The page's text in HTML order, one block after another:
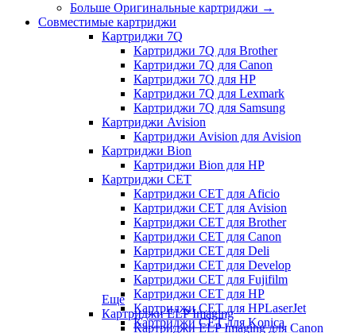
Больше Оригинальные картриджи →
Совместимые картриджи
Картриджи 7Q
Картриджи 7Q для Brother
Картриджи 7Q для Canon
Картриджи 7Q для HP
Картриджи 7Q для Lexmark
Картриджи 7Q для Samsung
Картриджи Avision
Картриджи Avision для Avision
Картриджи Bion
Картриджи Bion для HP
Картриджи CET
Картриджи CET для Aficio
Картриджи CET для Avision
Картриджи CET для Brother
Картриджи CET для Canon
Картриджи CET для Deli
Картриджи CET для Develop
Картриджи CET для Fujifilm
Картриджи CET для HP
Картриджи CET для HPLaserJet
Картриджи CET для Konica
Еще
Картриджи ELP Imaging
Картриджи ELP Imaging для Canon